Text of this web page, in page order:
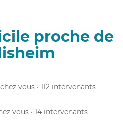
proche de
vous • 112 intervenants
vous • 14 intervenants